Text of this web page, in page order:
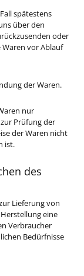
spätestens
über den
oder
Waren vor Ablauf
der Waren.
nur
Prüfung der
der Waren nicht
ist.
des
Lieferung von
eine
Verbraucher
Bedürfnisse